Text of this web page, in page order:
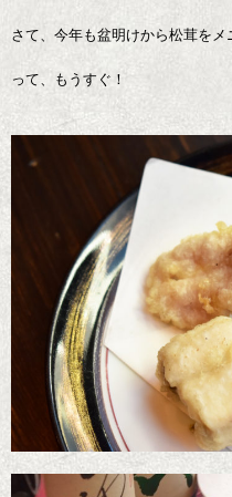
さて、今年も盆明けから松茸をメ
って、もうすぐ！